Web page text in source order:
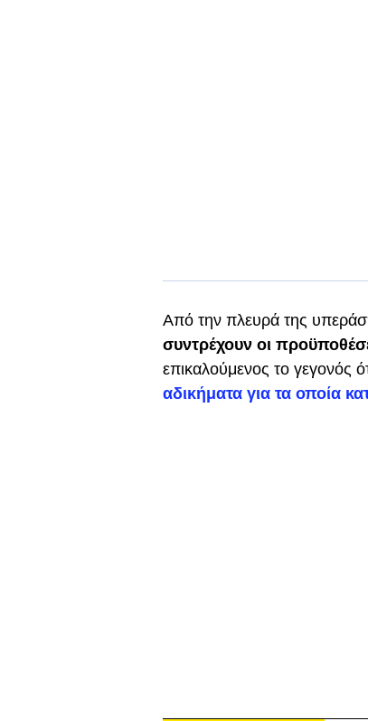
Από την πλευρά της
συντρέχουν οι
επικαλούμενος το γεγονός
αδικήματα για τα οποία